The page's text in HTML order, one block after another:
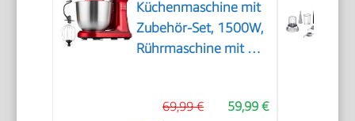
Küchenmaschine mit
Zubehör-Set, 1500W,
Rührmaschine mit 12
Überhitzungsschutz,
59,99 €
69,99 €